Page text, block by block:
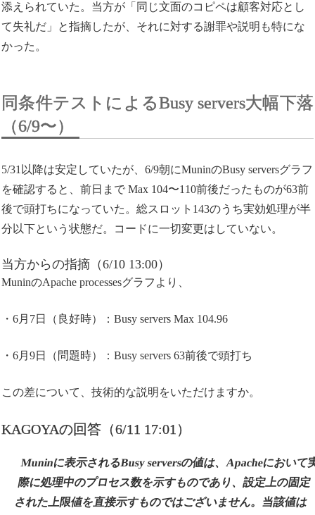
添えられていた。当方が「同じ文面のコピペは顧客対応とし
て失礼だ」と指摘したが、それに対する謝罪や説明も特にな
かった。
同条件テストによるBusy servers大幅下落
（6/9〜）
5/31以降は安定していたが、6/9朝にMuninのBusy serversグラフ
を確認すると、前日まで Max 104〜110前後だったものが63前
後で頭打ちになっていた。総スロット143のうち実効処理が半
分以下という状態だ。コードに一切変更はしていない。
当方からの指摘（6/10 13:00）
MuninのApache processesグラフより、
・6月7日（良好時）：Busy servers Max 104.96
・6月9日（問題時）：Busy servers 63前後で頭打ち
この差について、技術的な説明をいただけますか。
KAGOYAの回答（6/11 17:01）
Muninに表示されるBusy serversの値は、Apacheにおいて
際に処理中のプロセス数を示すものであり、設定上の固定
された上限値を直接示すものではございません。当該値は